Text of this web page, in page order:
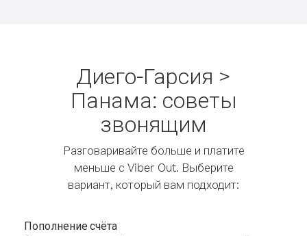
Диего-Гарсия >
Панама: советы
звонящим
Разговаривайте больше и платите
меньше с Viber Out. Выберите
вариант, который вам подходит:
Пополнение счёта